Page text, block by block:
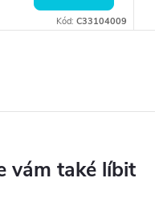
Kód: C33104009